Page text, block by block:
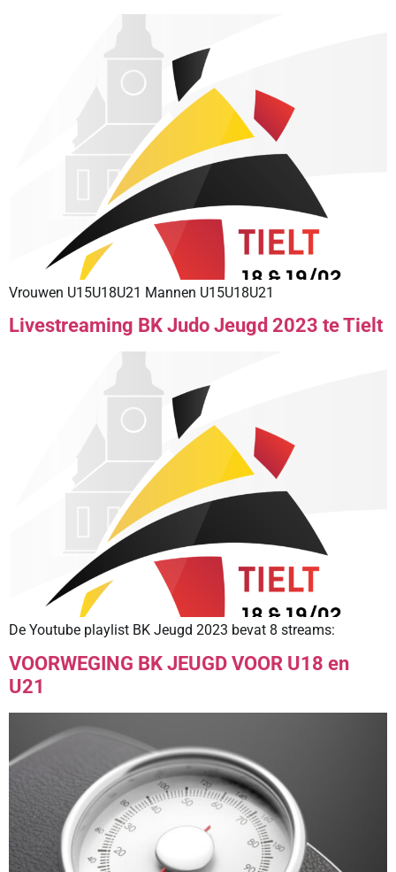
Vrouwen U15U18U21 Mannen U15U18U21
Livestreaming BK Judo Jeugd 2023 te Tielt
De Youtube playlist BK Jeugd 2023 bevat 8 streams:
VOORWEGING BK JEUGD VOOR U18 en
U21